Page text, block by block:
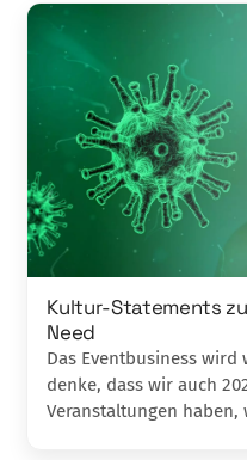
Kultur-Statements
Need
Das Eventbusiness
denke, dass wir auch
Veranstaltungen